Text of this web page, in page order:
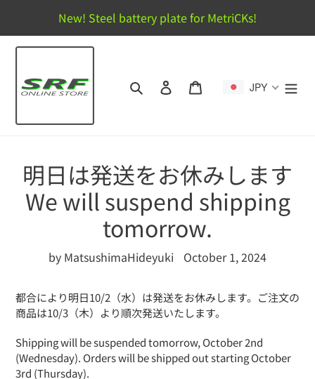
content
New! Steel battery plate for MetriCKs!
Search Log inCart JPY
明日は発送をお休みします
We will suspend shipping
tomorrow.
by MatsushimaHideyuki October 1, 2024
都合により明日10/2（水）は発送をお休みします。ご注文の
商品は10/3（木）より順次発送いたします。
Shipping will be suspended tomorrow, October 2nd
(Wednesday). Orders will be shipped out starting October
3rd (Thursday).